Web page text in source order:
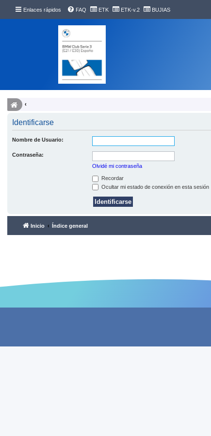
Enlaces rápidos FAQ ETK ETK-v.2 BUJIAS
Identificarse
Nombre de Usuario:
Contraseña:
Olvidé mi contraseña
Recordar
Ocultar mi estado de conexión en esta sesión
Inicio Índice general